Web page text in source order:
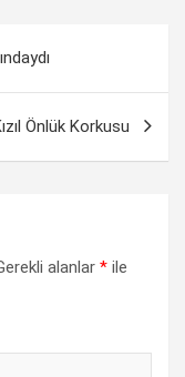
Önlük Korkusu
alanlar * ile